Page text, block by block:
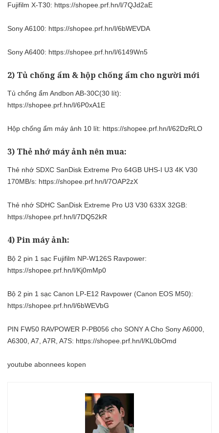
Fujifilm X-T30: https://shopee.prf.hn/l/7QJd2aE
Sony A6100: https://shopee.prf.hn/l/6bWEVDA
Sony A6400: https://shopee.prf.hn/l/6149Wn5
2) Tủ chống ẩm & hộp chống ẩm cho người mới
Tủ chống ẩm Andbon AB-30C(30 lít):
https://shopee.prf.hn/l/6P0xA1E
Hộp chống ẩm máy ảnh 10 lít: https://shopee.prf.hn/l/62DzRLO
3) Thẻ nhớ máy ảnh nên mua:
Thẻ nhớ SDXC SanDisk Extreme Pro 64GB UHS-I U3 4K V30
170MB/s: https://shopee.prf.hn/l/7OAP2zX
Thẻ nhớ SDHC SanDisk Extreme Pro U3 V30 633X 32GB:
https://shopee.prf.hn/l/7DQ52kR
4) Pin máy ảnh:
Bộ 2 pin 1 sạc Fujifilm NP-W126S Ravpower:
https://shopee.prf.hn/l/Kj0mMp0
Bộ 2 pin 1 sạc Canon LP-E12 Ravpower (Canon EOS M50):
https://shopee.prf.hn/l/6bWEVbG
PIN FW50 RAVPOWER P-PB056 cho SONY A Cho Sony A6000,
A6300, A7, A7R, A7S: https://shopee.prf.hn/l/KL0bOmd
youtube abonnees kopen